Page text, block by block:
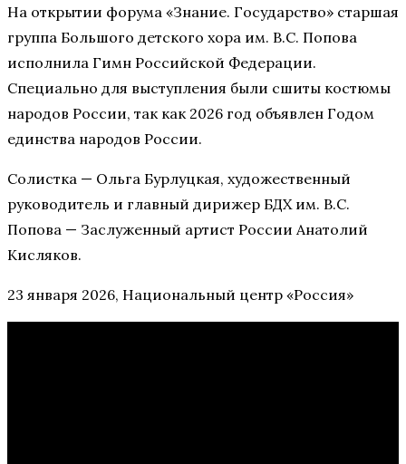
На открытии форума «Знание. Государство» старшая
группа Большого детского хора им. В.С. Попова
исполнила Гимн Российской Федерации.
Специально для выступления были сшиты костюмы
народов России, так как 2026 год объявлен Годом
единства народов России.
Солистка — Ольга Бурлуцкая, художественный
руководитель и главный дирижер БДХ им. В.С.
Попова — Заслуженный артист России Анатолий
Кисляков.
23 января 2026, Национальный центр «Россия»